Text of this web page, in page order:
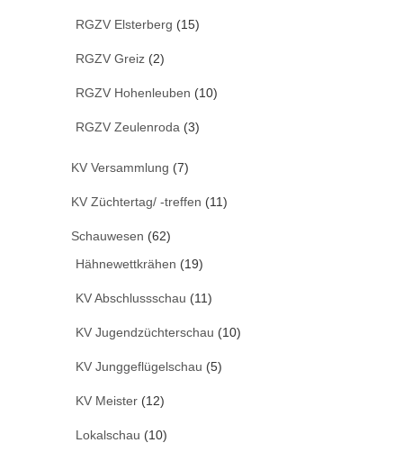
RGZV Elsterberg (15)
RGZV Greiz (2)
RGZV Hohenleuben (10)
RGZV Zeulenroda (3)
KV Versammlung (7)
KV Züchtertag/ -treffen (11)
Schauwesen (62)
Hähnewettkrähen (19)
KV Abschlussschau (11)
KV Jugendzüchterschau (10)
KV Junggeflügelschau (5)
KV Meister (12)
Lokalschau (10)